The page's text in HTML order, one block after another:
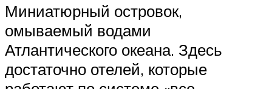
Миниатюрный островок,
омываемый водами
Атлантического океана. Здесь
достаточно отелей, которые